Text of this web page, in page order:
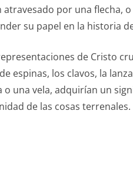
atravesado por una flecha,
su papel en la historia
de Cristo
espinas, los clavos, la
o una vela, adquirían un
de las cosas terrenales.